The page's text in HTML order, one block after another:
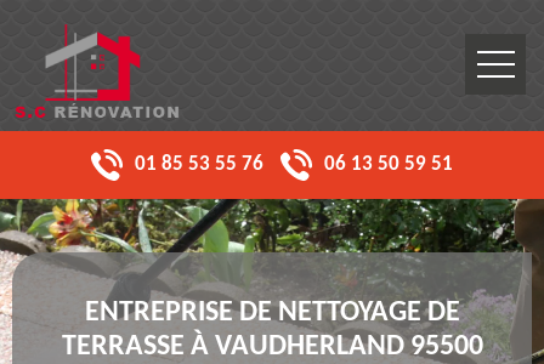
01 85 53 55 76 06 13 50 59 51
ENTREPRISE DE NETTOYAGE DE
TERRASSE À VAUDHERLAND 95500